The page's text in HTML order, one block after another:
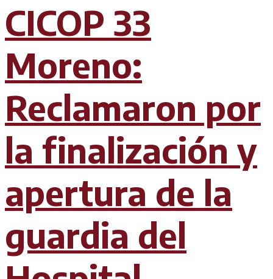
CICOP 33
Moreno:
Reclamaron por
la finalización y
apertura de la
guardia del